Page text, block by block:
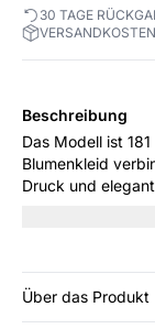
30 TAGE
Beschreibung
Das Modell ist 181
Blumenkleid
Druck und
alltägliche
Stoff und die
Glamour
Über das Produkt